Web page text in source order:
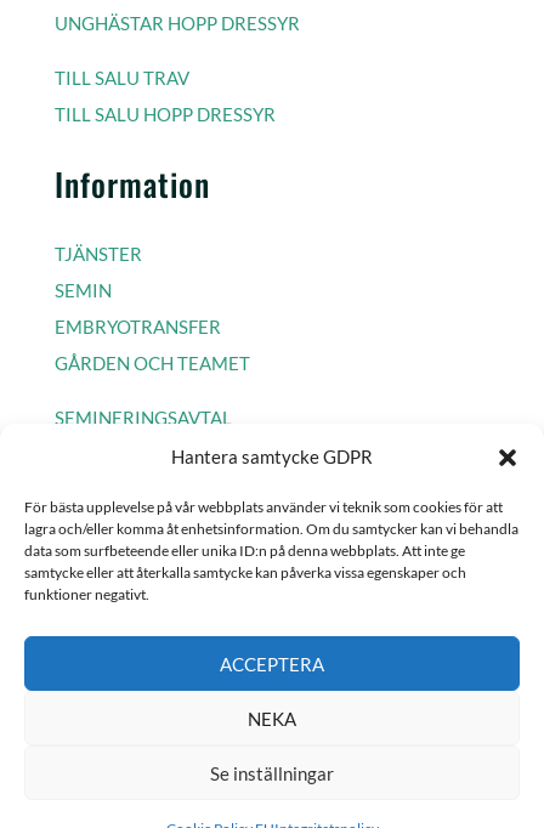
Hantera samtycke GDPR
För bästa upplevelse på vår webbplats använder vi teknik som cookies för att
lagra och/eller komma åt enhetsinformation. Om du ​​samtycker kan vi behandla
data som surfbeteende eller unika ID:n på denna webbplats. Att inte ge
samtycke eller att återkalla samtycke kan påverka vissa egenskaper och
funktioner negativt.
ACCEPTERA
NEKA
Se inställningar
UNGHÄSTAR HOPP DRESSYR
TILL SALU TRAV
TILL SALU HOPP DRESSYR
Information
TJÄNSTER
SEMIN
EMBRYOTRANSFER
GÅRDEN OCH TEAMET
SEMINERINGSAVTAL
INTEGRITETSPOLICY
Hemsida:Helena Andersson Kommunikation, webb & design